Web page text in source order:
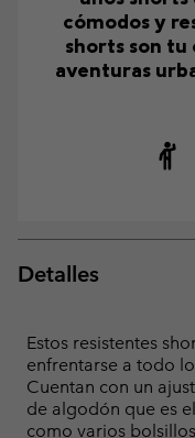
cómodos y
shorts son
aventuras
Detalles
Estos resistentes
enfrentarse a todo
Cuentan con un
de algodón que es
como varios